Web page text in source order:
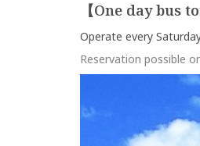
【One day bus
Operate every
Reservation possible